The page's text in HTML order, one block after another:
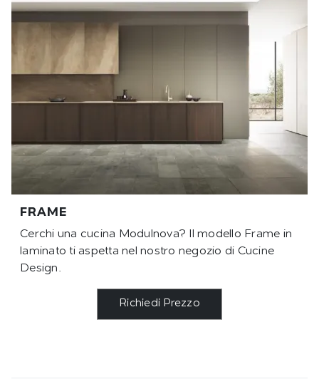
FRAME
Cerchi una cucina Modulnova? Il modello Frame in
laminato ti aspetta nel nostro negozio di Cucine
Design.
Richiedi Prezzo